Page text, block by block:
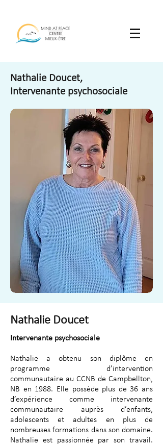
Nathalie Doucet,
Intervenante psychosociale
Nathalie Doucet
Intervenante psychosociale
Nathalie a obtenu son diplôme en
programme d’intervention
communautaire au CCNB de Campbellton,
NB en 1988. Elle possède plus de 36 ans
d’expérience comme intervenante
communautaire auprès d’enfants,
adolescents et adultes en plus de
nombreuses formations dans son domaine.
Nathalie est passionnée par son travail.